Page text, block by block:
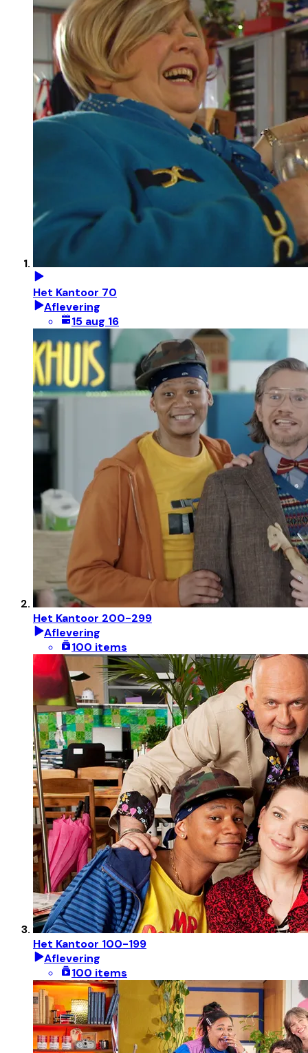
Het Kantoor 70
Aflevering
15 aug 16
Het Kantoor 200-299
Aflevering
100 items
Het Kantoor 100-199
Aflevering
100 items